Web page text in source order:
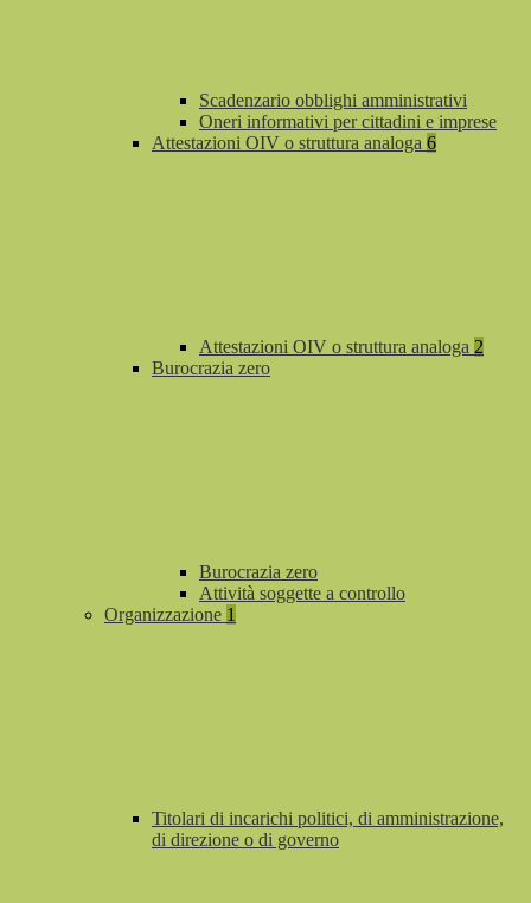
Scadenzario obblighi amministrativi
Oneri informativi per cittadini e imprese
Attestazioni OIV o struttura analoga 6
Attestazioni OIV o struttura analoga 2
Burocrazia zero
Burocrazia zero
Attività soggette a controllo
Organizzazione 1
Titolari di incarichi politici, di amministrazione,
di direzione o di governo